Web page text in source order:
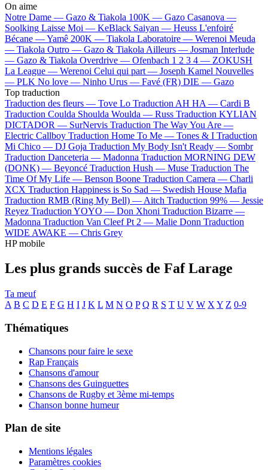
On aime
Notre Dame — Gazo & Tiakola 100K — Gazo Casanova —
Soolking Laisse Moi — KeBlack Saiyan — Heuss L'enfoiré
Bécane —Yamê 200K — Tiakola Laboratoire — Werenoi Meuda
— Tiakola Outro — Gazo & Tiakola Ailleurs — Josman Interlude
— Gazo & Tiakola Overdrive — Ofenbach 1 2 3 4 — ZOKUSH
La League — Werenoi Celui qui part — Joseph Kamel Nouvelles
— PLK No love — Ninho Urus — Favé (FR) DIE — Gazo
Top traduction
Traduction des fleurs — Tove Lo Traduction AH HA — Cardi B
Traduction Coulda Shoulda Woulda — Russ Traduction KYLIAN
DICTADOR — SurNervis Traduction The Way You Are —
Electric Callboy Traduction Home To Me — Tones & I Traduction
Mi Chico — DJ Goja Traduction My Body Isn't Ready — Sombr
Traduction Danceteria — Madonna Traduction MORNING DEW
(DONK) — Beyoncé Traduction Hush — Muse Traduction The
Time Of My Life — Benson Boone Traduction Camera — Charli
XCX Traduction Happiness is So Sad — Swedish House Mafia
Traduction RMB (Ring My Bell) — Aitch Traduction 99% — Jessie
Reyez Traduction YOYO — Don Xhoni Traduction Bizarre —
Madonna Traduction Van Cleef Pt 2 — Malie Donn Traduction
WIDE AWAKE — Chris Grey
HP mobile
Les plus grands succès de Faf Larage
Ta meuf
A B C D E F G H I J K L M N O P Q R S T U V W X Y Z 0-9
Thématiques
Chansons pour faire le sexe
Rap Français
Chansons d'amour
Chansons des Guinguettes
Chansons de Rugby et 3ème mi-temps
Chanson bonne humeur
Plan de site
Mentions légales
Paramètres cookies